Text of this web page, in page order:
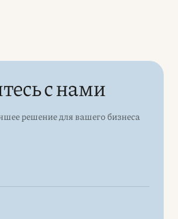
с нами
решение для вашего бизнеса